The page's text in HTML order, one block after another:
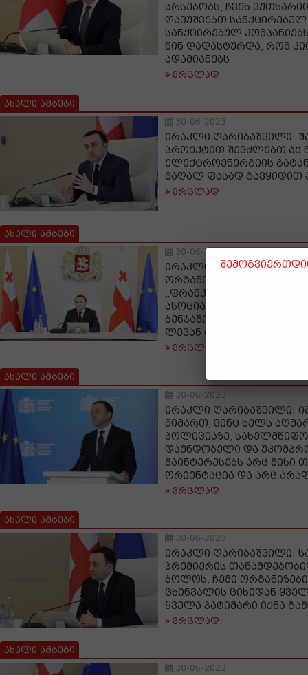
არსებობს, ჩვენ
დავუშვებთ
სანქცირებულ
წინ დადასტურდა, რომ
ადამიანებს
ვრცლად
ახალი ამბები
30-06-2023
ირაკლი ღარიბაშვილი:
პროექტით შევძლებთ აქ
ელექტროენერგიის
მაღალ ფასად გავყიდით
ვრცლად
ახალი ამბები
30-06-2023
ირაკლი ღარიბაშვილი:
ორგანიზაციები შექმნეს,
„ფრანკლინის კლუბი"
ასოციაცია გაუჩნდეს
ბენჯამინ
ლევან რამიშვილის და
ვრცლად
ახალი ამბები
30-06-2023
ირაკლი ღარიბაშვილი:
მიმართ, ვინც ხელს
პოლიციაზე, სახელმწიფო
დაუნდობელი და
მაინტერესებს არც მისი
ორიენტაცია და არც
ვრცლად
ახალი ამბები
30-06-2023
ირაკლი ღარიბაშვილი:
პრემიერის
ბოლოს, ჩემი
ცხინვალის ციხიდან
ყველა პატიმარი იქნა
ვრცლად
ახალი ამბები
30-06-2023